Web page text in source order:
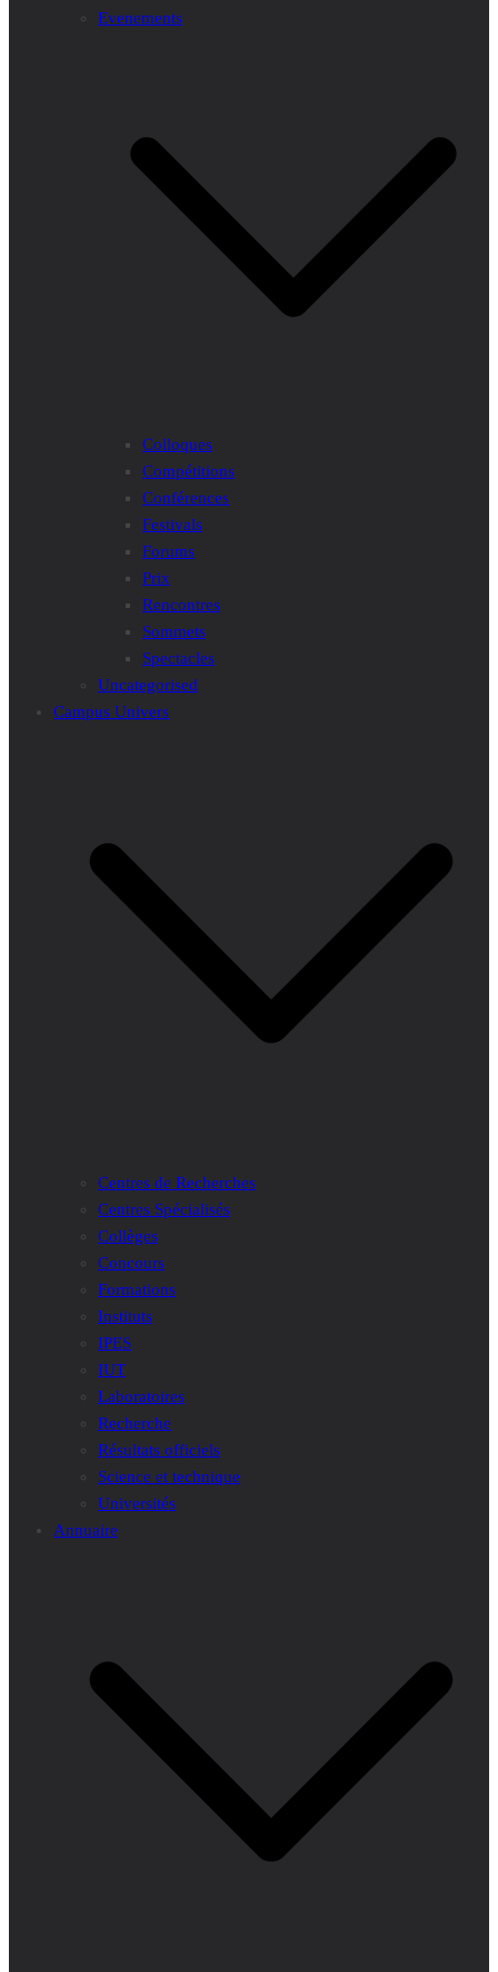
Evenements
Colloques
Compétitions
Conférences
Festivals
Forums
Prix
Rencontres
Sommets
Spectacles
Uncategorised
Campus Univers
Centres de Recherches
Centres Spécialisés
Collèges
Concours
Formations
Instituts
IPES
IUT
Laboratoires
Recherche
Résultats officiels
Science et technique
Universités
Annuaire